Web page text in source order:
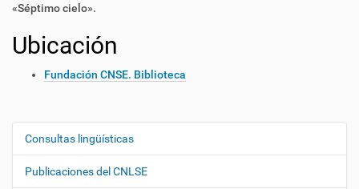
«Séptimo cielo».
Ubicación
Fundación CNSE. Biblioteca
N
Consultas lingüísticas
Publicaciones del CNLSE